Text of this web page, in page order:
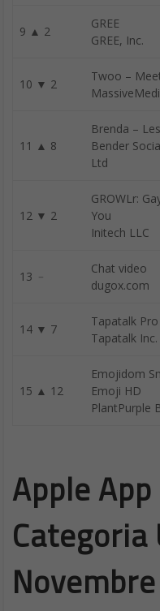
9 ▲ 2
GREE
GREE, Inc.
10 ▼ 2
Twoo –
11 ▲ 8
Brenda –
Bender
Ltd
12 ▼ 2
GROWLr:
You
Initech LLC
13 ﹣
Chat video
dugox.com
14 ▼ 7
Tapatalk Pro
Tapatalk Inc.
15 ▲ 12
Emojidom
Emoji HD
PlantPurple
Apple